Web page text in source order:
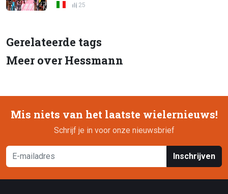
25
Gerelateerde tags
Meer over Hessmann
Mis niets van het laatste wielernieuws!
Schrijf je in voor onze nieuwsbrief
Inschrijven